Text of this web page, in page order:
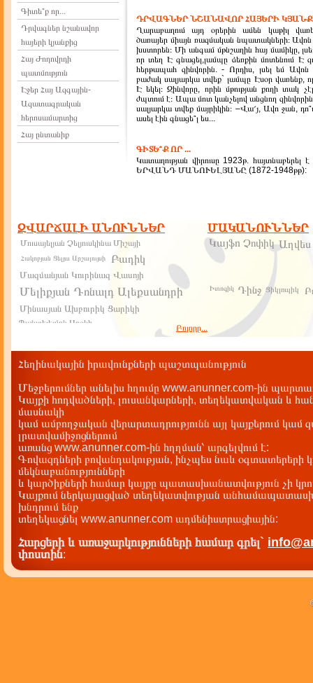
Գիտե՞ք որ...
Դրվագներ նշանավոր
հայերի կյանքից
Հայ Ժողովրդի
պատմություն
Էջեր Հայ Ազգային-
Ազատագրական
հերոսամարտից
Հայ ընտանիք
ԴՐՎԱԳՆԵՐ ՆՇԱՆԱՎՈՐ ՀԱՅԵՐԻ
Ղարաբաղում այդ օրերին ամեն կաթիլ
ծառայեր միայն ռազմական նպատակների։ Ավոն
խստորեն։ Մի անգամ մթնշաղին հայ մամիկը,
որ տեղ Է գնացել,լամպը ձեռքին մոտենում Է
հերթապահ զինվորին. - Որդիս, լսել եմ
բաժակ սալյարկա տվեք` լամպը Էսօր վառենք,
Է եկել։ Զինվորը, որին մթության քողի տակ
ժպտում է։ Ապա մոտ կանչելով անցնող զինվորին
սալյարկա տվեք մայրիկին։ –Վա՜յ, Ավո ջան,
ասել էին գնացե՞լ ես...
ԳԻՏԵ՞Ք ՈՐ ...
Կատաղության վիրուսը 1923թ. հայտնաբերել
ԵՐՎԱՆԴ ՄԱՆՈՒԵԼՅԱՆԸ (1872-1948թթ):
տարածքում ստեղծվելու էր ինքնավար
ցանկանում նույնիսկ ինքնավարության այդ
ԼՂՀ-ին: 1921թ. դիմելով Կոմկուսի կովկասյան
ԼՂՀ-ին ինքնավարություն չտարմադրել:
ներկայացո
ՄԱՐՏԱԿԱՆ ՈՒ
ԳՈՐԾՈՂՈՒԹՅՈՒՆՆԵՐԸ 1903-1904
զինատար հեծելախմբի անցումը Սասուն
Սասուն Սասունում և Դաշտում ընթացող
թշնամու դեմ մարտեր էին մղում զինատար
կանոնավոր զորագնդերի և քուրդ
մարտիկներին: Թեպետ
նշանակություն ունեցող իրադարձությո
Հայ ընտանիքի ինքնության
բաղկացուցիչ մաս
քաղաքականությունը ՀՀ ազ•ային
բաղկացուցիչ մաս
ԶՎԱՐՃԱԼԻ ԱՆՈՒՆՆԵՐ
Մուսայելյան Չելյուսկինա Միշայի
Հակոբյան Ցելյա Արշալույսի Բադիկ
Մազմանյան Կուրինազ Վասոյի
Մելիքյան Դոնալդ Ալեքսանդրի
Մինասյան Ախբուրիկ Ցարիկի
Պանտելեյմոն Սոցկի
Ավդալյան Տուրֆանիկ Արտաշի
Անտոնյան Յուժանկա Կարապետի
Ֆլջյան Դոնալդո Գուրգենի
Մկրտչյան Տուֆելյա Գրիգորի
Աբրհամյան Կուկուշ Աբրհամի
Նազարյան Եզյա Գուրգենի
Բոլորը...
ՄԱԿԱՆՈՒՆՆԵՐ
Կայֆո Չոփիկ Աղվես
Իտոգիկ Դինջ Ցիկլոպիկ
Հեղինակային իրավունքների պաշտպանություն
Մեջբերումներ անելիս հղումը www.anunner.com-ին
Կայքի հոդվածների, լուսանկարների, տեղեկատվական և
մասնակի
կամ ամբողջական վերարտադրությունն այլ կայքերում կամ
լրատվամիջոցներում
առանց www.anunner.com-ին հղղման՝ արգելվում է:
Գովազդների բովանդակության, ինչպես նաև օգտատերերի
մեկնաբանությունների
և կարծիքների համար կայքը պատասխանատվություն չի
Կայքում ներկայացված տեղեկատվության
խնդրում ենք
տեղեկացնել www.anunner.com ադմենիստրացիային:
Հարցերի և առաջարկությունների համար գրել`
փոստին: